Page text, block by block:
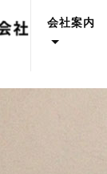
会社案内